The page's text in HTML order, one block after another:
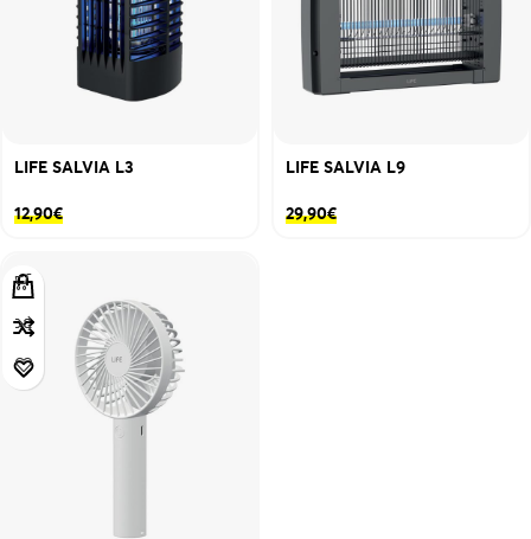
LIFE SALVIA L3
12,90€
LIFE SALVIA L9
29,90€